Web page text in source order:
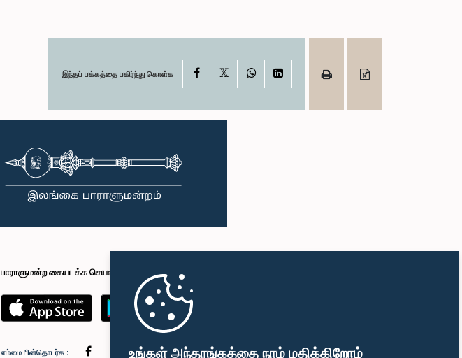
உங்கள் அந்தரங்கத்தை நாம் மதிக்கிறோம்
இந்தப் பக்கத்தை பகிர்ந்து கொள்க Facebook WhatsAppLinkedIn
பாராளுமன்ற கையடக்க செயலி
எம்மை பின்தொடர்க :